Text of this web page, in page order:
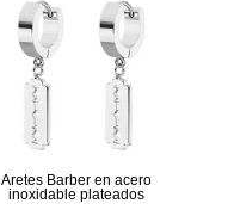
Aretes Barber en acero
inoxidable plateados